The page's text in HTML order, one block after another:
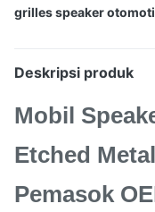
grilles speaker
Deskripsi produk
Mobil
Etched
Pemasok